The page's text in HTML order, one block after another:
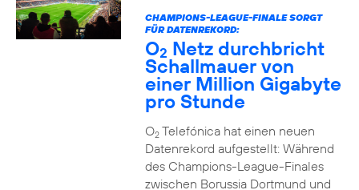
CHAMPIONS-LEAGUE-FINALE SORGT
FÜR DATENREKORD:
O2 Netz durchbricht
Schallmauer von
einer Million Gigabyte
pro Stunde
O2Telefónica hat einen neuen
Datenrekord aufgestellt: Während
des Champions-League-Finales
zwischen Borussia Dortmund und